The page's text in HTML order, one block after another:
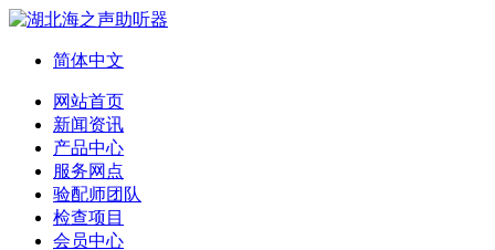
简体中文
网站首页
新闻资讯
产品中心
服务网点
验配师团队
检查项目
会员中心